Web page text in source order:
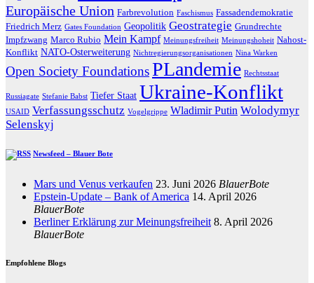
Europäische Union Farbrevolution Faschismus Fassadendemokratie
Friedrich Merz Gates Foundation Geopolitik Geostrategie Grundrechte
Impfzwang Marco Rubio Mein Kampf Meinungsfreiheit Meinungshoheit Nahost-
Konflikt NATO-Osterweiterung Nichtregierungsorganisationen Nina Warken
Open Society FoundationsPLandemie Rechtsstaat
Russiagate Stefanie Babst Tiefer Staat Ukraine-Konflikt
USAID Verfassungsschutz Vogelgrippe Wladimir Putin Wolodymyr
Selenskyj
Newsfeed – Blauer Bote
Mars und Venus verkaufen 23. Juni 2026 BlauerBote
Epstein-Update – Bank of America 14. April 2026
BlauerBote
Berliner Erklärung zur Meinungsfreiheit 8. April 2026
BlauerBote
Empfohlene Blogs